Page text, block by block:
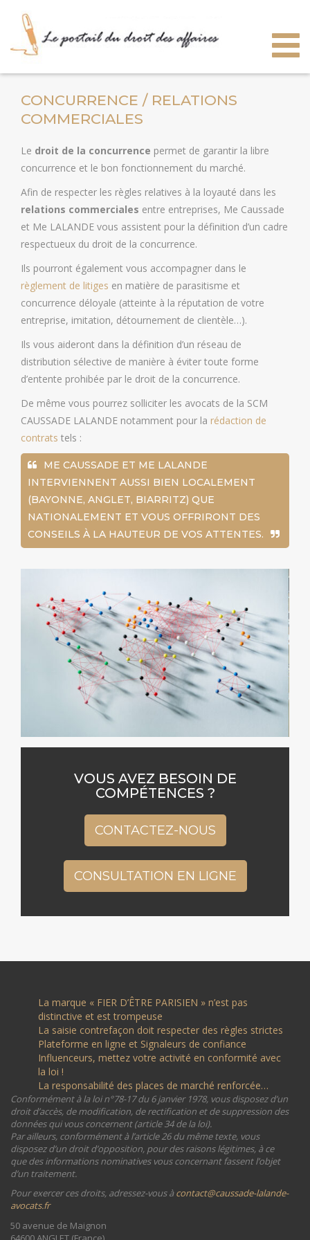
CONCURRENCE / RELATIONS
COMMERCIALES
Le droit de la concurrence permet de garantir la libre
concurrence et le bon fonctionnement du marché.
Afin de respecter les règles relatives à la loyauté dans les
relations commerciales entre entreprises, Me Caussade
et Me LALANDE vous assistent pour la définition d’un cadre
respectueux du droit de la concurrence.
Ils pourront également vous accompagner dans le
règlement de litiges en matière de parasitisme et
concurrence déloyale (atteinte à la réputation de votre
entreprise, imitation, détournement de clientèle…).
Ils vous aideront dans la définition d’un réseau de
distribution sélective de manière à éviter toute forme
d’entente prohibée par le droit de la concurrence.
De même vous pourrez solliciter les avocats de la SCM
CAUSSADE LALANDE notamment pour la rédaction de
contrats tels :
ME CAUSSADE ET ME LALANDE
INTERVIENNENT AUSSI BIEN LOCALEMENT
(BAYONNE, ANGLET, BIARRITZ) QUE
NATIONALEMENT ET VOUS OFFRIRONT DES
CONSEILS À LA HAUTEUR DE VOS ATTENTES.
VOUS AVEZ BESOIN DE
COMPÉTENCES ?
CONTACTEZ-NOUS
CONSULTATION EN LIGNE
La marque « FIER D’ÊTRE PARISIEN » n’est pas
distinctive et est trompeuse
La saisie contrefaçon doit respecter des règles strictes
Plateforme en ligne et Signaleurs de confiance
Influenceurs, mettez votre activité en conformité avec
la loi !
La responsabilité des places de marché renforcée…
Conformément à la loi n°78-17 du 6 janvier 1978, vous disposez d’un
droit d’accès, de modification, de rectification et de suppression des
données qui vous concernent (article 34 de la loi).
Par ailleurs, conformément à l’article 26 du même texte, vous
disposez d’un droit d’opposition, pour des raisons légitimes, à ce
que des informations nominatives vous concernant fassent l’objet
d’un traitement.
Pour exercer ces droits, adressez-vous àcontact@caussade-lalande-
avocats.fr
50 avenue de Maignon